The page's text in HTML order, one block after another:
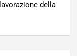
della